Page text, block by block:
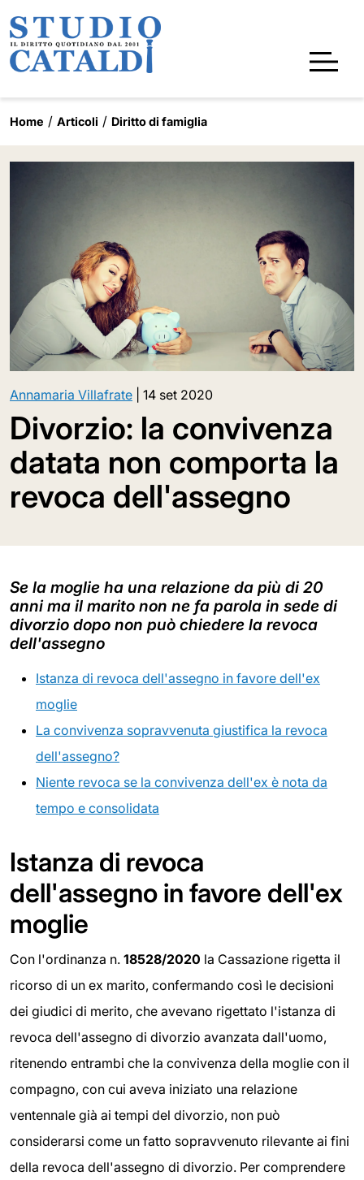
Home Articoli Diritto di famiglia
Annamaria Villafrate 14 set 2020
Divorzio: la convivenza
datata non comporta la
revoca dell'assegno
Se la moglie ha una relazione da più di 20
anni ma il marito non ne fa parola in sede di
divorzio dopo non può chiedere la revoca
dell'assegno
Istanza di revoca dell'assegno in favore dell'ex
moglie
La convivenza sopravvenuta giustifica la revoca
dell'assegno?
Niente revoca se la convivenza dell'ex è nota da
tempo e consolidata
Istanza di revoca
dell'assegno in favore dell'ex
moglie
Con l'ordinanza n. 18528/2020 la Cassazione rigetta il
ricorso di un ex marito, confermando così le decisioni
dei giudici di merito, che avevano rigettato l'istanza di
revoca dell'assegno di divorzio avanzata dall'uomo,
ritenendo entrambi che la convivenza della moglie con il
compagno, con cui aveva iniziato una relazione
ventennale già ai tempi del divorzio, non può
considerarsi come un fatto sopravvenuto rilevante ai fini
della revoca dell'assegno di divorzio. Per comprendere